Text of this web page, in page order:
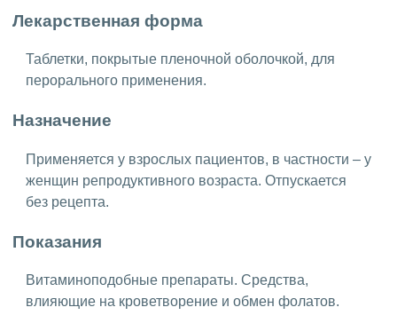
Лекарственная форма
Таблетки, покрытые пленочной оболочкой, для
перорального применения.
Назначение
Применяется у взрослых пациентов, в частности – у
женщин репродуктивного возраста. Отпускается
без рецепта.
Показания
Витаминоподобные препараты. Средства,
влияющие на кроветворение и обмен фолатов.